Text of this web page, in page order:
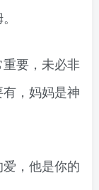
要，未必非
，妈妈是神
，他是你的